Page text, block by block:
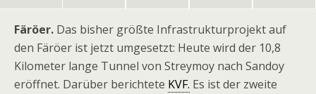
Färöer. Das bisher größte Infrastrukturprojekt auf
den Färöer ist jetzt umgesetzt: Heute wird der 10,8
Kilometer lange Tunnel von Streymoy nach Sandoy
eröffnet. Darüber berichtete KVF. Es ist der zweite